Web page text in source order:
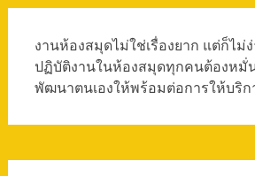
งานห้องสมุดไม่ใช่เรื่องยาก แต่ก็ไม่
ปฏิบัติงานในห้องสมุดทุกคนต้องหมั่น
พัฒนาตนเองให้พร้อมต่อการให้บริก